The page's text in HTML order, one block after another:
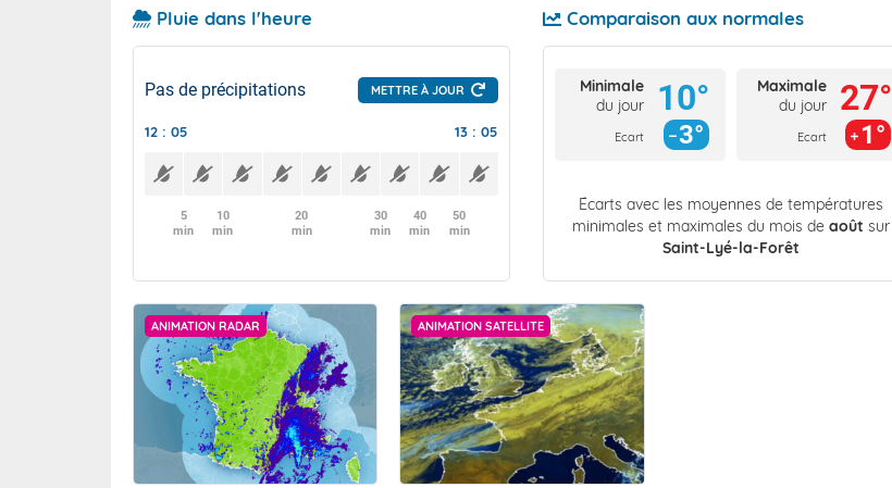
Pluie dans l'heure
Pas de précipitations METTRE À JOUR
12 : 05 13 : 05
5
min
10
min
20
min
30
min
40
min
50
min
Comparaison aux normales
Minimale
du jour
Ecart
10°
3°
Maximale
du jour
Ecart
27°
1°
Écarts avec les moyennes de températures
minimales et maximales du mois de août sur
Saint-Lyé-la-Forêt
ANIMATION RADAR ANIMATION SATELLITE